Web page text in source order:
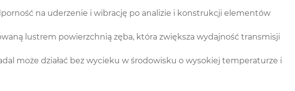
na uderzenie i wibrację po analizie i konstrukcji elementów
lustrem powierzchnią zęba, która zwiększa wydajność transmisji
może działać bez wycieku w środowisku o wysokiej temperaturze i